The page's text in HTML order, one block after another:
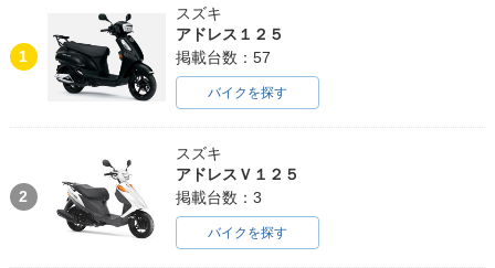
1
スズキ
アドレス１２５
掲載台数：57
バイクを探す
2
スズキ
アドレスＶ１２５
掲載台数：3
バイクを探す